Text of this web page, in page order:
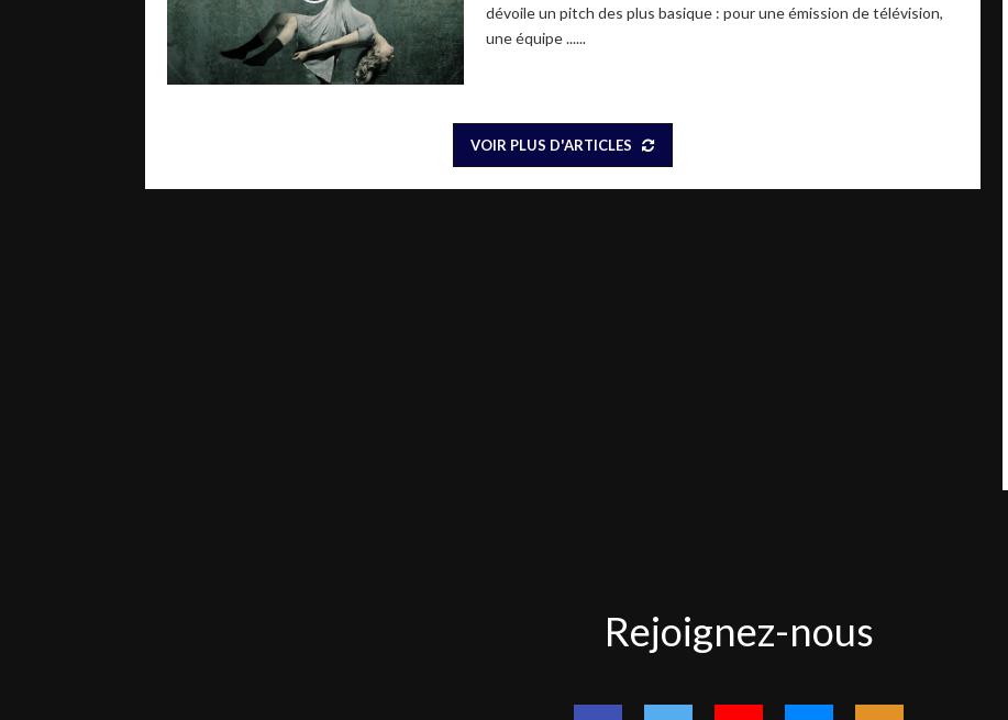
dévoile un pitch des plus basique : pour une émission de télévision,
une équipe ......
VOIR PLUS D'ARTICLES
nous
Rejoignez-nous